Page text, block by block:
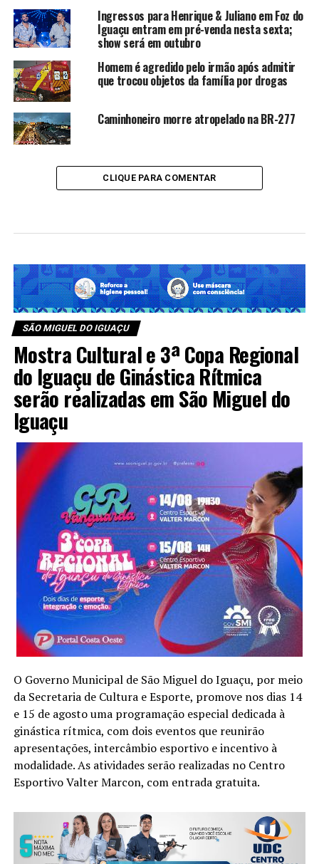
Ingressos para Henrique & Juliano em Foz do
Iguaçu entram em pré-venda nesta sexta;
show será em outubro
Homem é agredido pelo irmão após admitir
que trocou objetos da família por drogas
Caminhoneiro morre atropelado na BR-277
CLIQUE PARA COMENTAR
SÃO MIGUEL DO IGUAÇU
Mostra Cultural e 3ª Copa Regional
do Iguaçu de Ginástica Rítmica
serão realizadas em São Miguel do
Iguaçu
O Governo Municipal de São Miguel do Iguaçu, por meio
da Secretaria de Cultura e Esporte, promove nos dias 14
e 15 de agosto uma programação especial dedicada à
ginástica rítmica, com dois eventos que reunirão
apresentações, intercâmbio esportivo e incentivo à
modalidade. As atividades serão realizadas no Centro
Esportivo Valter Marcon, com entrada gratuita.